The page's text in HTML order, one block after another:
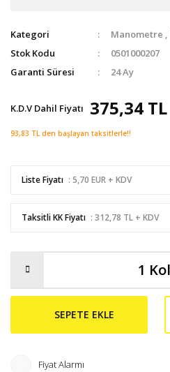
Kategori Manometre ,
Stok Kodu
0501000207
Garanti Süresi
24 Ay
K.D.V Dahil Fiyatı 375,34 TL
93,83 TL den başlayan taksitlerle!!
Liste Fiyatı : 5,70 EUR + KDV
Taksitli KK Fiyatı : 312,78 TL + KDV
SEPETE EKLE
Fiyat Alarmı